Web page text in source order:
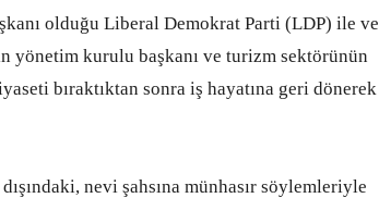
olduğu Liberal Demokrat Parti (LDP) ile ve
yönetim kurulu başkanı ve turizm sektörünün
bıraktıktan sonra iş hayatına geri dönerek
nevi şahsına münhasır söylemleriyle